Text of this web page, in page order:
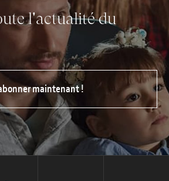
l'actualité du
maintenant !